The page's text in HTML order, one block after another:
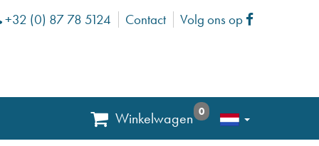
Phone
+32 (0) 87 78 5124 Contact Volg ons op Facebook
Winkelwagen 0